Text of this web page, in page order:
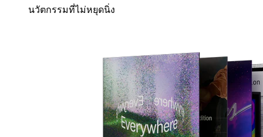
นวัตกรรมที่ไม่หยุดนิ่ง